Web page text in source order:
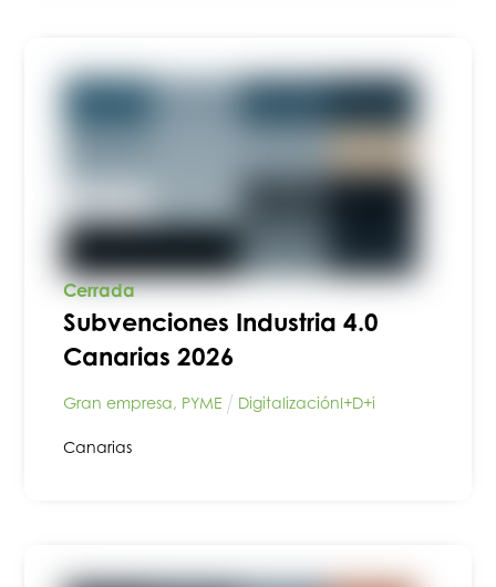
Cerrada
Subvenciones Industria 4.0
Canarias 2026
Gran empresa, PYME DigitalizaciónI+D+i
Canarias